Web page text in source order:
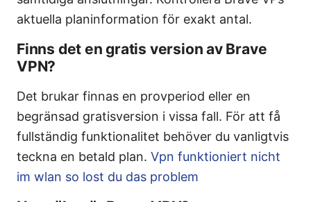
aktuella planinformation för exakt antal.
Finns det en gratis version av Brave
VPN?
Det brukar finnas en provperiod eller en
begränsad gratisversion i vissa fall. För att få
fullständig funktionalitet behöver du vanligtvis
teckna en betald plan. Vpn funktioniert nicht
im wlan so lost du das problem